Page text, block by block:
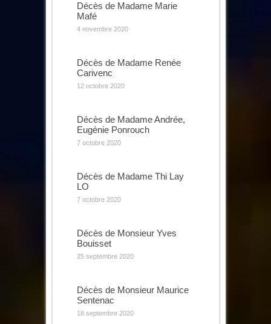
Décès de Madame Marie
Mafé
4 novembre 2020
Décès de Madame Renée
Carivenc
12 octobre 2020
Décès de Madame Andrée,
Eugénie Ponrouch
7 octobre 2020
Décès de Madame Thi Lay
LO
7 octobre 2020
Décès de Monsieur Yves
Bouisset
25 septembre 2020
Décès de Monsieur Maurice
Sentenac
18 septembre 2020